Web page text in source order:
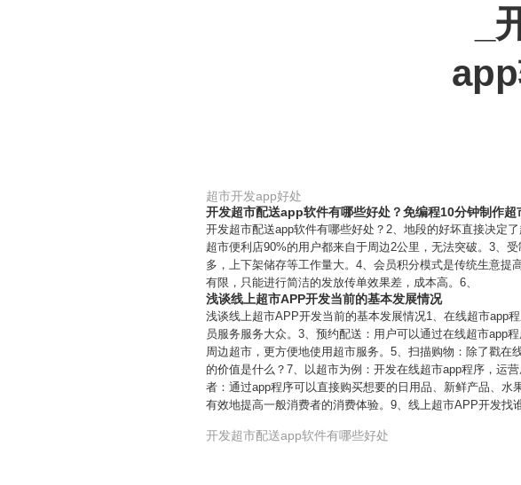
超市开发app好处
开发超市配送app软件有哪些好处？免编程10分钟制作超
开发超市配送app软件有哪些好处？2、地段的好坏直接决定
超市便利店90%的用户都来自于周边2公里，无法突破。3、
多，上下架储存等工作量大。4、会员积分模式是传统生意
有限，只能进行简洁的发放传单效果差，成本高。6、
浅谈线上超市APP开发当前的基本发展情况
浅谈线上超市APP开发当前的基本发展情况1、在线超市app
员服务服务大众。3、预约配送：用户可以通过在线超市app
周边超市，更方便地使用超市服务。5、扫描购物：除了戳
的价值是什么？7、以超市为例：开发在线超市app程序，运
者：通过app程序可以直接购买想要的日用品、新鲜产品、水
有效地提高一般消费者的消费体验。9、线上超市APP开发找
开发超市配送app软件有哪些好处